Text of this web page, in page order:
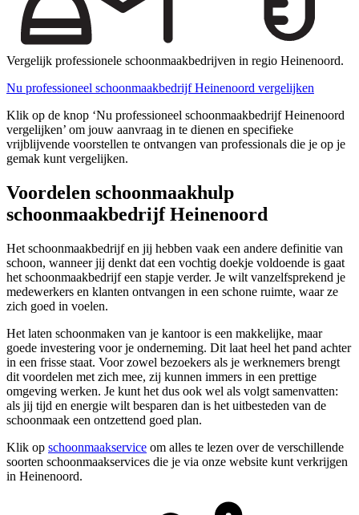
Vergelijk professionele schoonmaakbedrijven in regio Heinenoord.
Nu professioneel schoonmaakbedrijf Heinenoord vergelijken
Klik op de knop ‘Nu professioneel schoonmaakbedrijf Heinenoord
vergelijken’ om jouw aanvraag in te dienen en specifieke
vrijblijvende voorstellen te ontvangen van professionals die je op je
gemak kunt vergelijken.
Voordelen schoonmaakhulp
schoonmaakbedrijf Heinenoord
Het schoonmaakbedrijf en jij hebben vaak een andere definitie van
schoon, wanneer jij denkt dat een vochtig doekje voldoende is gaat
het schoonmaakbedrijf een stapje verder. Je wilt vanzelfsprekend je
medewerkers en klanten ontvangen in een schone ruimte, waar ze
zich goed in voelen.
Het laten schoonmaken van je kantoor is een makkelijke, maar
goede investering voor je onderneming. Dit laat heel het pand achter
in een frisse staat. Voor zowel bezoekers als je werknemers brengt
dit voordelen met zich mee, zij kunnen immers in een prettige
omgeving werken. Je kunt het dus ook wel als volgt samenvatten:
als jij tijd en energie wilt besparen dan is het uitbesteden van de
schoonmaak een ontzettend goed plan.
Klik op schoonmaakservice om alles te lezen over de verschillende
soorten schoonmaakservices die je via onze website kunt verkrijgen
in Heinenoord.